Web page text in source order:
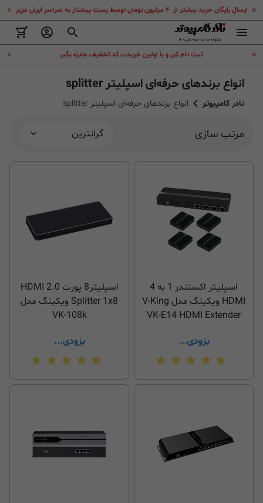
ارسال رایگان خرید بیشتر از ۴ میلیون تومان توسط پست پیشتاز به سراسر ایران عزیز
.
ثبت نام کن و با اولین خریدت کد تخفیف جایزه بگیر .
انواع برندهای حرفه‌ای اسپلیتر splitter
نادر کامپیوتر انواع برندهای حرفه‌ای اسپلیتر splitter
مرتب سازی گرانترین
اسپلیتر اکستندر 1 به 4
HDMI ویکینگ مدل V-King
VK-E14 HDMI Extender
بزودی...
اسپلیتر8 پورت HDMI 2.0
Splitter 1x8 ویکینگ مدل
VK-108k
بزودی...